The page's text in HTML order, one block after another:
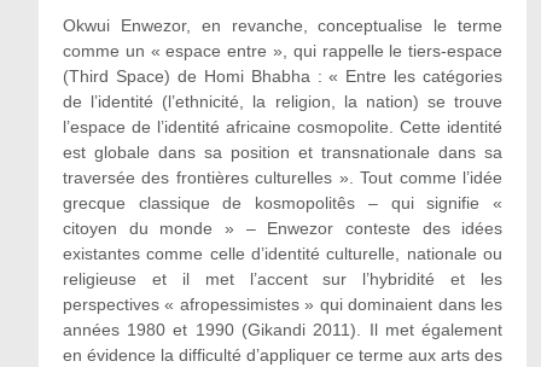
Okwui Enwezor, en revanche, conceptualise le terme
comme un « espace entre », qui rappelle le tiers-espace
(Third Space) de Homi Bhabha : « Entre les catégories
de l’identité (l’ethnicité, la religion, la nation) se trouve
l’espace de l’identité africaine cosmopolite. Cette identité
est globale dans sa position et transnationale dans sa
traversée des frontières culturelles ». Tout comme l’idée
grecque classique de kosmopolitês – qui signifie «
citoyen du monde » – Enwezor conteste des idées
existantes comme celle d’identité culturelle, nationale ou
religieuse et il met l’accent sur l’hybridité et les
perspectives « afropessimistes » qui dominaient dans les
années 1980 et 1990 (Gikandi 2011). Il met également
en évidence la difficulté d’appliquer ce terme aux arts des